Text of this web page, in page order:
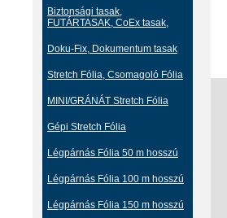
Biztonsági tasak,
FUTÁRTASAK, CoEx tasak,
Doku-Fix, Dokumentum tasak
Stretch Fólia, Csomagoló Fólia
MINI/GRÁNÁT Stretch Fólia
Gépi Stretch Fólia
Légpárnás Fólia 50 m hosszú
Légpárnás Fólia 100 m hosszú
Légpárnás Fólia 150 m hosszú